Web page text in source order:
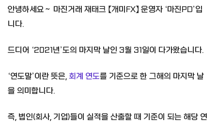
안녕하세요～ 마진거래 재태크 【개미FX】 운영자 ‘마진PD’입
니다.
드디어 ‘2021년’도의 마지막 날인 3월 31일이 다가왔습니다.
‘연도말’이란 뜻은, 회계 연도를 기준으로 한 그해의 마지막 날
을 의미합니다.
즉, 법인(회사, 기업)들이 실적을 산출할 때 기준이 되는 해당 연